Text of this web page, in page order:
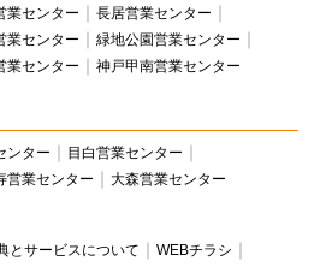
業センター
長居営業センター
業センター
緑地公園営業センター
業センター 神戸甲南営業センター
ンター
目白営業センター
営業センター 大森営業センター
とサービスについて
WEBチラシ